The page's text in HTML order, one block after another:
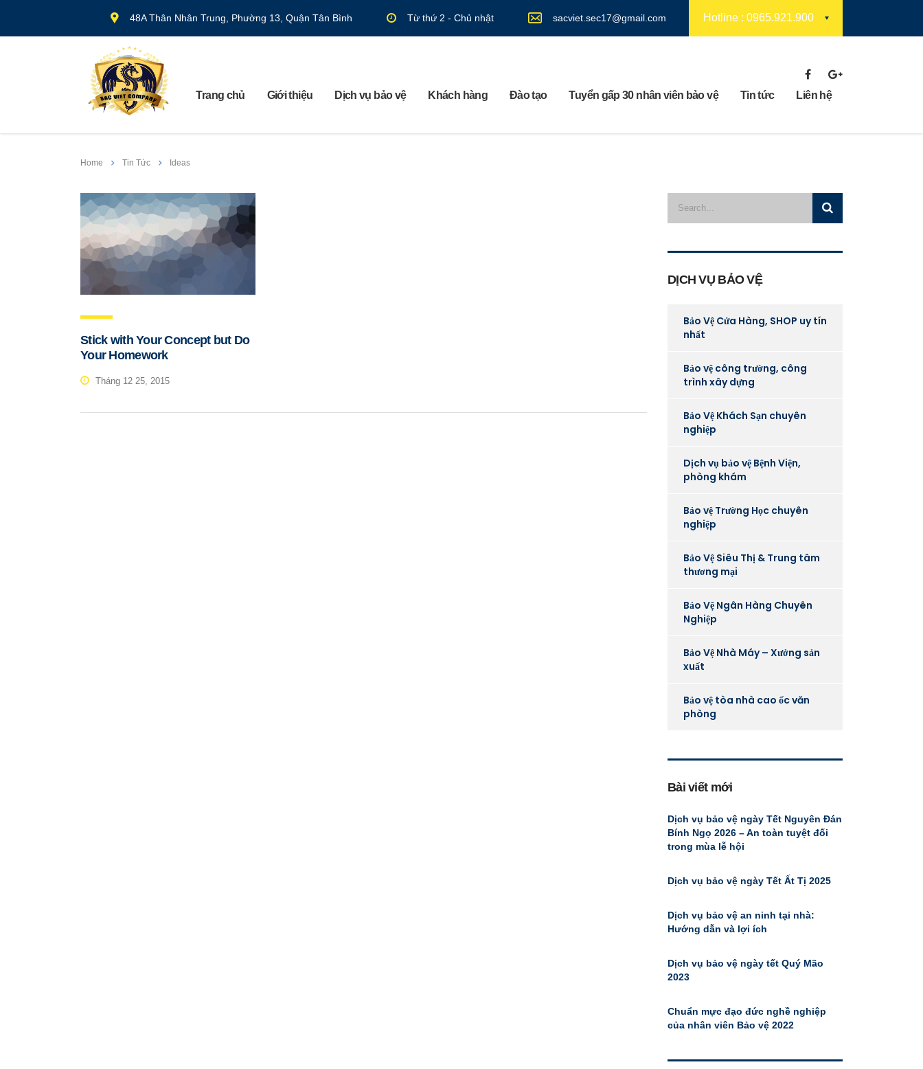
Hotline : 0965.921.900
48A Thân Nhân Trung, Phường 13, Quận Tân Bình Từ thứ 2 - Chủ nhật sacviet.sec17@gmail.com
Trang chủ Giới thiệu Dịch vụ bảo vệ Khách hàng Đào tạo Tuyển gấp 30 nhân viên bảo vệ Tin tức Liên hệ
Home Tin Tức Ideas
Stick with Your Concept but Do
Your Homework
Tháng 12 25, 2015
DỊCH VỤ BẢO VỆ
Bảo Vệ Cửa Hàng, SHOP uy tín
nhất
Bảo vệ công trường, công
trình xây dựng
Bảo Vệ Khách Sạn chuyên
nghiệp
Dịch vụ bảo vệ Bệnh Viện,
phòng khám
Bảo vệ Trường Học chuyên
nghiệp
Bảo Vệ Siêu Thị & Trung tâm
thương mại
Bảo Vệ Ngân Hàng Chuyên
Nghiệp
Bảo Vệ Nhà Máy – Xưởng sản
xuất
Bảo vệ tòa nhà cao ốc văn
phòng
Bài viết mới
Dịch vụ bảo vệ ngày Tết Nguyên Đán
Bính Ngọ 2026 – An toàn tuyệt đối
trong mùa lễ hội
Dịch vụ bảo vệ ngày Tết Ất Tị 2025
Dịch vụ bảo vệ an ninh tại nhà:
Hướng dẫn và lợi ích
Dịch vụ bảo vệ ngày tết Quý Mão
2023
Chuẩn mực đạo đức nghề nghiệp
của nhân viên Bảo vệ 2022